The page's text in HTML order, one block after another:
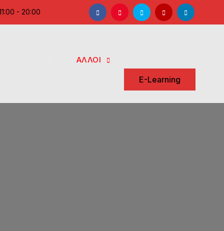
- 20:00 FacebookInstagramTwitter YouTubeLinkedIn
ΑΛΛΟΙ
E-Learning